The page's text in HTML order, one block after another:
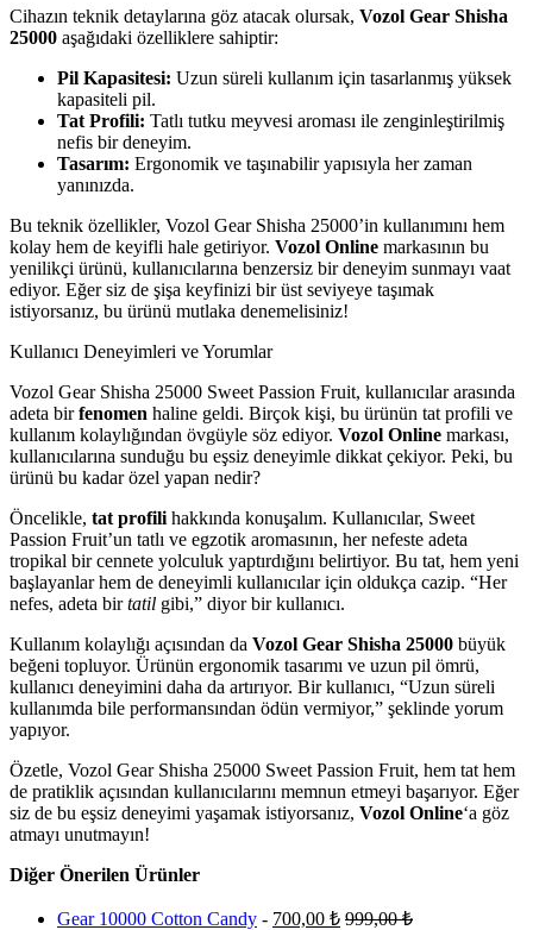
Cihazın teknik detaylarına göz atacak olursak, Vozol Gear Shisha
25000 aşağıdaki özelliklere sahiptir:
Pil Kapasitesi: Uzun süreli kullanım için tasarlanmış yüksek
kapasiteli pil.
Tat Profili: Tatlı tutku meyvesi aroması ile zenginleştirilmiş
nefis bir deneyim.
Tasarım: Ergonomik ve taşınabilir yapısıyla her zaman
yanınızda.
Bu teknik özellikler, Vozol Gear Shisha 25000’in kullanımını hem
kolay hem de keyifli hale getiriyor. Vozol Online markasının bu
yenilikçi ürünü, kullanıcılarına benzersiz bir deneyim sunmayı vaat
ediyor. Eğer siz de şişa keyfinizi bir üst seviyeye taşımak
istiyorsanız, bu ürünü mutlaka denemelisiniz!
Kullanıcı Deneyimleri ve Yorumlar
Vozol Gear Shisha 25000 Sweet Passion Fruit, kullanıcılar arasında
adeta birfenomen haline geldi. Birçok kişi, bu ürünün tat profili ve
kullanım kolaylığından övgüyle söz ediyor. Vozol Online markası,
kullanıcılarına sunduğu bu eşsiz deneyimle dikkat çekiyor. Peki, bu
ürünü bu kadar özel yapan nedir?
Öncelikle, tat profili hakkında konuşalım. Kullanıcılar, Sweet
Passion Fruit’un tatlı ve egzotik aromasının, her nefeste adeta
tropikal bir cennete yolculuk yaptırdığını belirtiyor. Bu tat, hem yeni
başlayanlar hem de deneyimli kullanıcılar için oldukça cazip. “Her
nefes, adeta birtatil gibi,” diyor bir kullanıcı.
Kullanım kolaylığı açısından da Vozol Gear Shisha 25000 büyük
beğeni topluyor. Ürünün ergonomik tasarımı ve uzun pil ömrü,
kullanıcı deneyimini daha da artırıyor. Bir kullanıcı, “Uzun süreli
kullanımda bile performansından ödün vermiyor,” şeklinde yorum
yapıyor.
Özetle, Vozol Gear Shisha 25000 Sweet Passion Fruit, hem tat hem
de pratiklik açısından kullanıcılarını memnun etmeyi başarıyor. Eğer
siz de bu eşsiz deneyimi yaşamak istiyorsanız, Vozol Online‘a göz
atmayı unutmayın!
Diğer Önerilen Ürünler
Gear 10000 Cotton Candy - 700,00 ₺ 999,00₺